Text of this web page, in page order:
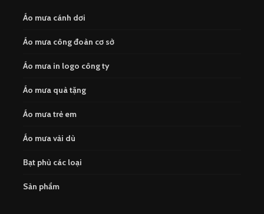
Áo mưa cánh dơi
Áo mưa công đoàn cơ sở
Áo mưa in logo công ty
Áo mưa quà tặng
Áo mưa trẻ em
Áo mưa vải dù
Bạt phủ các loại
Sản phẩm